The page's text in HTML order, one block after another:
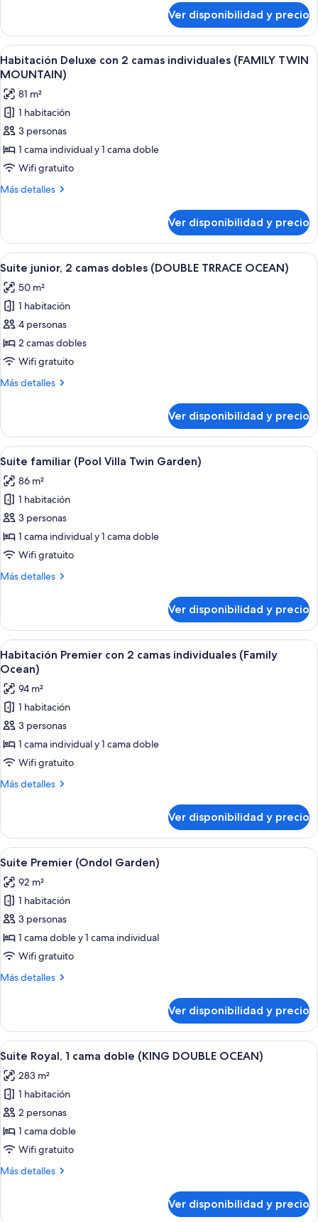
presidencial,
vista
al
océano
Ver disponibilidad y precio
Ver
todas
las
fotos
de
Habitación
Deluxe
con
2
(FAMILY
TWIN
MOUNTAIN)
Habitación de hotel con dos camas,
1
Habitación Deluxe con 2 camas individuales (FAMILY TWIN
MOUNTAIN)
81 m²
1 habitación
3 personas
1 cama individual y 1 cama doble
Wifi gratuito
Más detalles
Más
Deluxe
con
2
individuales
(FAMILY
TWIN
MOUNTAIN)
Ver disponibilidad y precio
Ver
todas
las
fotos
de
Suite
junior,
camas
TRRACE
OCEAN)
Una habitación de hotel con dos
2
Suite junior, 2 camas dobles (DOUBLE TRRACE OCEAN)
50 m²
1 habitación
4 personas
2 camas dobles
Wifi gratuito
Más detalles
Más
junior,
camas
(DOUBLE
TRRACE
OCEAN)
Ver disponibilidad y precio
Ver
todas
las
fotos
de
Suite
familiar
Villa
Habitación de hotel con dos camas,
2
Suite familiar (Pool Villa Twin Garden)
86 m²
1 habitación
3 personas
1 cama individual y 1 cama doble
Wifi gratuito
Más detalles
Más
familiar
(Pool
Villa
Twin
Garden)
Ver disponibilidad y precio
Ver
todas
las
fotos
de
Habitación
Premier
con
2
(Family
Ocean)
Una habitación de hotel moderna
1
Habitación Premier con 2 camas individuales (Family
Ocean)
94 m²
1 habitación
3 personas
1 cama individual y 1 cama doble
Wifi gratuito
Más detalles
Más
Premier
con
2
individuales
(Family
Ocean)
Ver disponibilidad y precio
Ver
todas
las
fotos
de
Suite
Premier
Garden)
Una habitación de hotel moderna
2
Suite Premier (Ondol Garden)
92 m²
1 habitación
3 personas
1 cama doble y 1 cama individual
Wifi gratuito
Más detalles
Más
Premier
(Ondol
Garden)
Ver disponibilidad y precio
Ver
todas
las
fotos
de
Suite
Royal,
cama
Amplia habitación de hotel con una
2
Suite Royal, 1 cama doble (KING DOUBLE OCEAN)
283 m²
1 habitación
2 personas
1 cama doble
Wifi gratuito
Más detalles
Más
Ver disponibilidad y precio